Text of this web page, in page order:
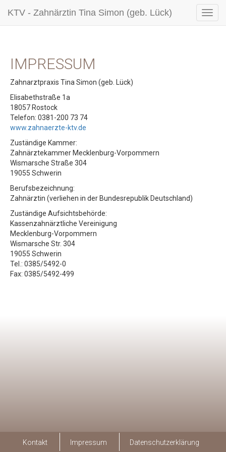
KTV - Zahnärztin Tina Simon (geb. Lück)
IMPRESSUM
Zahnarztpraxis Tina Simon (geb. Lück)
Elisabethstraße 1a
18057 Rostock
Telefon: 0381-200 73 74
www.zahnaerzte-ktv.de
Zuständige Kammer:
Zahnärztekammer Mecklenburg-Vorpommern
Wismarsche Straße 304
19055 Schwerin
Berufsbezeichnung:
Zahnärztin (verliehen in der Bundesrepublik Deutschland)
Zuständige Aufsichtsbehörde:
Kassenzahnärztliche Vereinigung
Mecklenburg-Vorpommern
Wismarsche Str. 304
19055 Schwerin
Tel.: 0385/5492-0
Fax: 0385/5492-499
Kontakt Impressum Datenschutzerklärung